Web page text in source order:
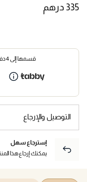
قسمها إلى 4 دفعات متساوية بقيمة
التوصيل والإرجاع
إسترجاع سهل
يمكنك إرجاع هذا المنتج